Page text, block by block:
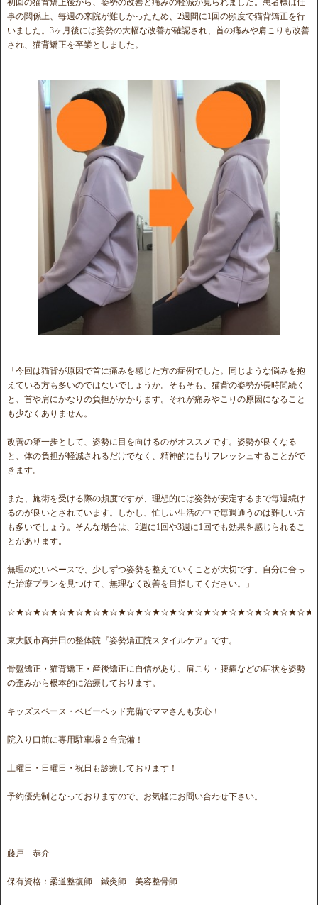
初回の猫背矯正後から、姿勢の改善と痛みの軽減が見られました。患者様は仕
事の関係上、毎週の来院が難しかったため、2週間に1回の頻度で猫背矯正を行
いました。3ヶ月後には姿勢の大幅な改善が確認され、首の痛みや肩こりも改善
され、猫背矯正を卒業としました。
「今回は猫背が原因で首に痛みを感じた方の症例でした。同じような悩みを抱
えている方も多いのではないでしょうか。そもそも、猫背の姿勢が長時間続く
と、首や肩にかなりの負担がかかります。それが痛みやこりの原因になること
も少なくありません。
改善の第一歩として、姿勢に目を向けるのがオススメです。姿勢が良くなる
と、体の負担が軽減されるだけでなく、精神的にもリフレッシュすることがで
きます。
また、施術を受ける際の頻度ですが、理想的には姿勢が安定するまで毎週続け
るのが良いとされています。しかし、忙しい生活の中で毎週通うのは難しい方
も多いでしょう。そんな場合は、2週に1回や3週に1回でも効果を感じられるこ
とがあります。
無理のないペースで、少しずつ姿勢を整えていくことが大切です。自分に合っ
た治療プランを見つけて、無理なく改善を目指してください。」
東大阪市高井田の整体院『姿勢矯正院スタイルケア』です。
骨盤矯正・猫背矯正・産後矯正に自信があり、肩こり・腰痛などの症状を姿勢
の歪みから根本的に治療しております。
キッズスペース・ベビーベッド完備でママさんも安心！
院入り口前に専用駐車場２台完備！
土曜日・日曜日・祝日も診療しております！
予約優先制となっておりますので、お気軽にお問い合わせ下さい。
藤戸 恭介
保有資格：柔道整復師 鍼灸師 美容整骨師